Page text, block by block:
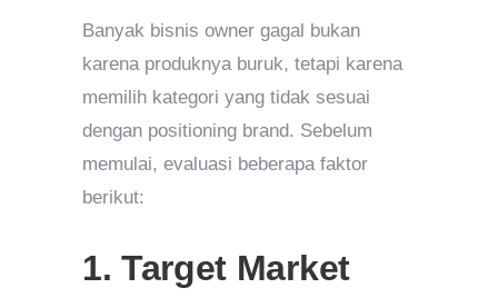
Banyak bisnis owner gagal bukan
karena produknya buruk, tetapi karena
memilih kategori yang tidak sesuai
dengan positioning brand. Sebelum
memulai, evaluasi beberapa faktor
berikut:
1. Target Market